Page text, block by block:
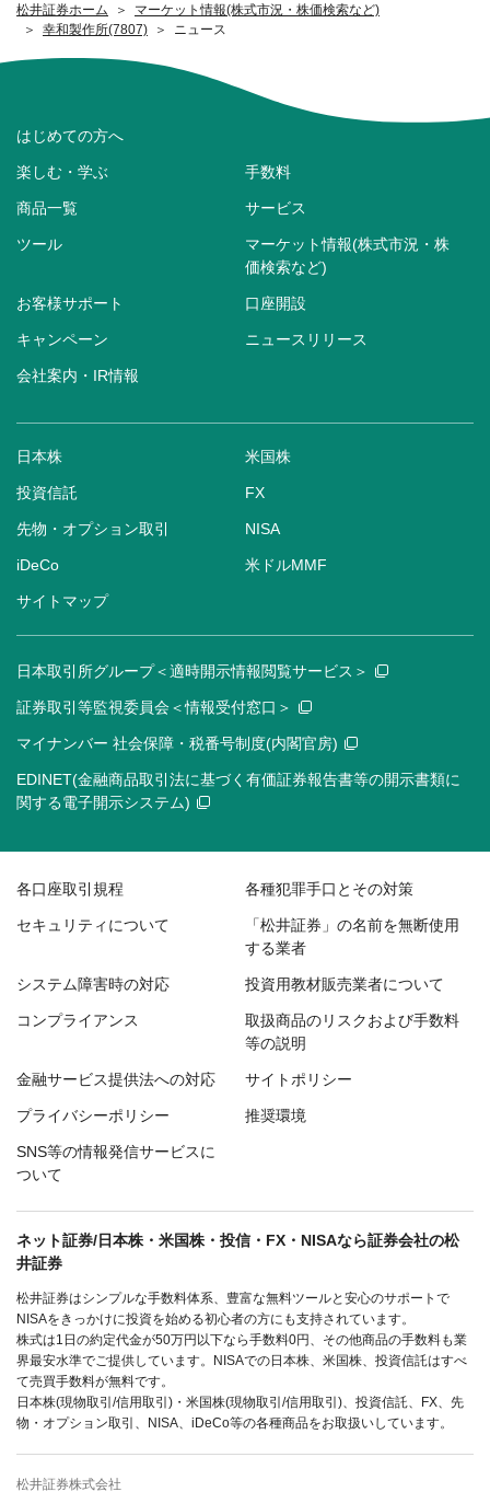
松井証券ホーム
マーケット情報(株式市況・株価検索など)
幸和製作所(7807)
ニュース
はじめての方へ
楽しむ・学ぶ 手数料
商品一覧 サービス
ツール
マーケット情報(株式市況・株
価検索など)
お客様サポート 口座開設
キャンペーン ニュースリリース
会社案内・IR情報
日本株 米国株
投資信託 FX
先物・オプション取引 NISA
iDeCo 米ドルMMF
サイトマップ
日本取引所グループ＜適時開示情報閲覧サービス＞
証券取引等監視委員会＜情報受付窓口＞
マイナンバー 社会保障・税番号制度(内閣官房)
EDINET(金融商品取引法に基づく有価証券報告書等の開示書類に
関する電子開示システム)
各口座取引規程 各種犯罪手口とその対策
セキュリティについて
「松井証券」の名前を無断使用
する業者
システム障害時の対応 投資用教材販売業者について
コンプライアンス
取扱商品のリスクおよび手数料
等の説明
金融サービス提供法への対応 サイトポリシー
プライバシーポリシー 推奨環境
SNS等の情報発信サービスに
ついて
ネット証券/日本株・米国株・投信・FX・NISAなら証券会社の松
井証券
松井証券はシンプルな手数料体系、豊富な無料ツールと安心のサポートで
NISAをきっかけに投資を始める初心者の方にも支持されています。
株式は1日の約定代金が50万円以下なら手数料0円、その他商品の手数料も業
界最安水準でご提供しています。NISAでの日本株、米国株、投資信託はすべ
て売買手数料が無料です。
日本株(現物取引/信用取引)・米国株(現物取引/信用取引)、投資信託、FX、先
物・オプション取引、NISA、iDeCo等の各種商品をお取扱いしています。
松井証券株式会社